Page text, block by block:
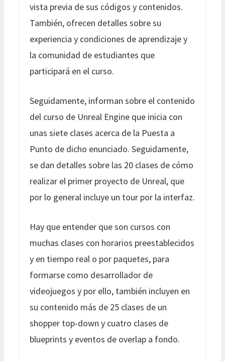
vista previa de sus códigos y contenidos.
También, ofrecen detalles sobre su
experiencia y condiciones de aprendizaje y
la comunidad de estudiantes que
participará en el curso.
Seguidamente, informan sobre el contenido
del curso de Unreal Engine que inicia con
unas siete clases acerca de la Puesta a
Punto de dicho enunciado. Seguidamente,
se dan detalles sobre las 20 clases de cómo
realizar el primer proyecto de Unreal, que
por lo general incluye un tour por la interfaz.
Hay que entender que son cursos con
muchas clases con horarios preestablecidos
y en tiempo real o por paquetes, para
formarse como desarrollador de
videojuegos y por ello, también incluyen en
su contenido más de 25 clases de un
shopper top-down y cuatro clases de
blueprints y eventos de overlap a fondo.